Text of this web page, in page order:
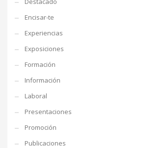
Encisar-te
Experiencias
Exposiciones
Formación
Información
Laboral
Presentaciones
Promoción
Publicaciones